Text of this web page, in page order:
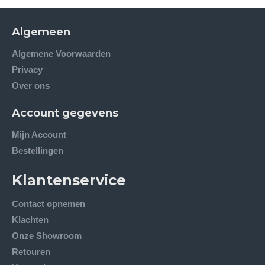
Algemeen
Algemene Voorwaarden
Privacy
Over ons
Account gegevens
Mijn Account
Bestellingen
Klantenservice
Contact opnemen
Klachten
Onze Showroom
Retouren